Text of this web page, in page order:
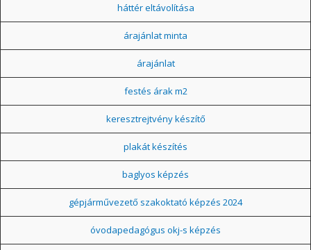
háttér eltávolítása
árajánlat minta
árajánlat
festés árak m2
keresztrejtvény készítő
plakát készítés
baglyos képzés
gépjárművezető szakoktató képzés 2024
óvodapedagógus okj-s képzés